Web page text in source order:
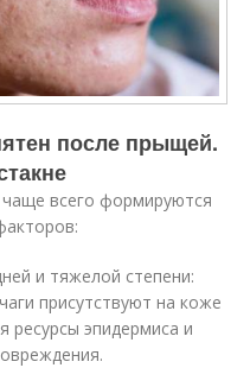
после прыщей.
всего формируются
и тяжелой степени:
присутствуют на коже
ресурсы эпидермиса и